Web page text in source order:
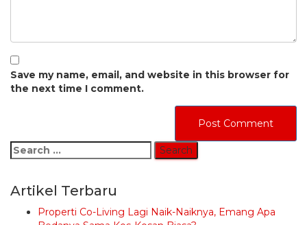
Save my name, email, and website in this browser for
the next time I comment.
Search
for:
Artikel Terbaru
Properti Co-Living Lagi Naik-Naiknya, Emang Apa